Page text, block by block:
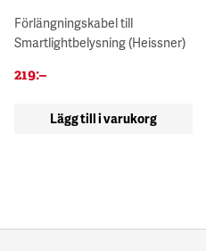
Förlängningskabel till
Smartlightbelysning (Heissner)
219:–
Lägg till i varukorg